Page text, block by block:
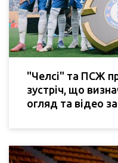
"Челсі" та ПСЖ
зустріч, що
огляд та відео